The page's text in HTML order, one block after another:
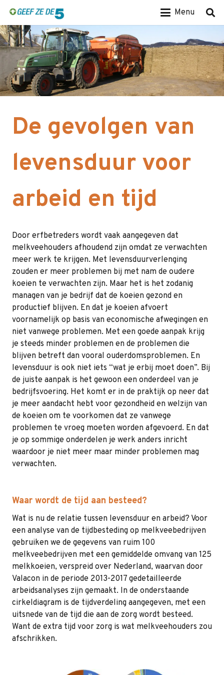
Menu
De gevolgen van
levensduur voor
arbeid en tijd
Door erfbetreders wordt vaak aangegeven dat
melkveehouders afhoudend zijn omdat ze verwachten
meer werk te krijgen. Met levensduurverlenging
zouden er meer problemen bij met nam de oudere
koeien te verwachten zijn. Maar het is het zodanig
managen van je bedrijf dat de koeien gezond en
productief blijven. En dat je koeien afvoert
voornamelijk op basis van economische afwegingen en
niet vanwege problemen. Met een goede aanpak krijg
je steeds minder problemen en de problemen die
blijven betreft dan vooral ouderdomsproblemen. En
levensduur is ook niet iets “wat je erbij moet doen”. Bij
de juiste aanpak is het gewoon een onderdeel van je
bedrijfsvoering. Het komt er in de praktijk op neer dat
je meer aandacht hebt voor gezondheid en welzijn van
de koeien om te voorkomen dat ze vanwege
problemen te vroeg moeten worden afgevoerd. En dat
je op sommige onderdelen je werk anders inricht
waardoor je niet meer maar minder problemen mag
verwachten.
Waar wordt de tijd aan besteed?
Wat is nu de relatie tussen levensduur en arbeid? Voor
een analyse van de tijdbesteding op melkveebedrijven
gebruiken we de gegevens van ruim 100
melkveebedrijven met een gemiddelde omvang van 125
melkkoeien, verspreid over Nederland, waarvan door
Valacon in de periode 2013-2017 gedetailleerde
arbeidsanalyses zijn gemaakt. In de onderstaande
cirkeldiagram is de tijdverdeling aangegeven, met een
uitsnede van de tijd die aan de zorg wordt besteed.
Want de extra tijd voor zorg is wat melkveehouders zou
afschrikken.